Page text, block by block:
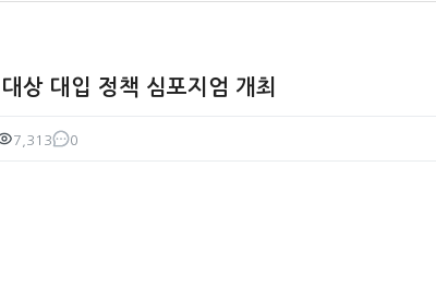
상 대입 정책 심포지엄 개최
7,313
0